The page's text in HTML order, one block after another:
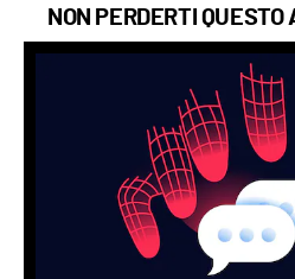
NON PERDERTI QUESTO